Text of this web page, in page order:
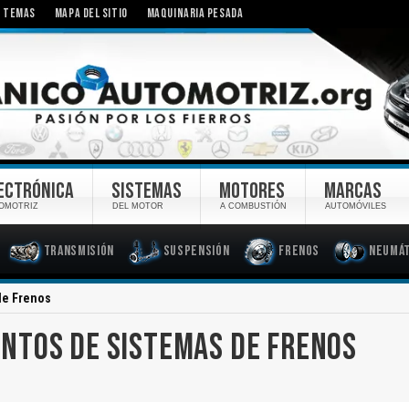
TEMAS MAPA DEL SITIO MAQUINARIA PESADA
Transmisión Suspensión Frenos
SISTEMAS
DEL MOTOR
MOTORES
A COMBUSTIÓN
MARCAS
AUTOMÓVILES
Frenos
DE SISTEMAS DE FRENOS